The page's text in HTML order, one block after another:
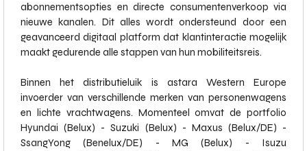
abonnementsopties en directe consumentenverkoop via
nieuwe kanalen. Dit alles wordt ondersteund door een
geavanceerd digitaal platform dat klantinteractie mogelijk
maakt gedurende alle stappen van hun mobiliteitsreis.
Binnen het distributieluik is astara Western Europe
invoerder van verschillende merken van personenwagens
en lichte vrachtwagens. Momenteel omvat de portfolio
Hyundai (Belux) - Suzuki (Belux) - Maxus (Belux/DE) -
SsangYong (Benelux/DE) - MG (Belux) - Isuzu